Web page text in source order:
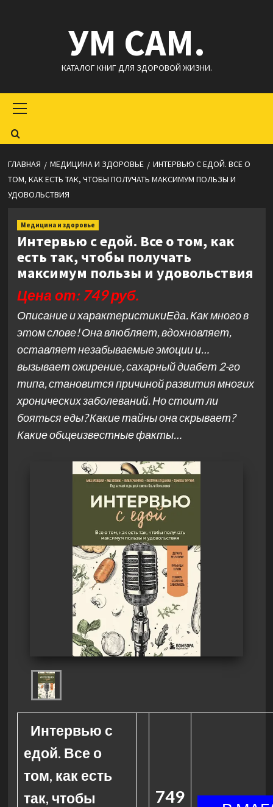
УМ САМ.
КАТАЛОГ КНИГ ДЛЯ ЗДОРОВОЙ ЖИЗНИ.
меню
ГЛАВНАЯ МЕДИЦИНА И ЗДОРОВЬЕ
ИНТЕРВЬЮ С ЕДОЙ. ВСЕ О
ТОМ, КАК ЕСТЬ ТАК, ЧТОБЫ ПОЛУЧАТЬ МАКСИМУМ ПОЛЬЗЫ И
УДОВОЛЬСТВИЯ
Медицина и здоровье
Интервью с едой. Все о том, как
есть так, чтобы получать
максимум пользы и удовольствия
Цена от: 749 руб.
Описание и характеристикиЕда. Как много в
этом слове! Она влюбляет, вдохновляет,
оставляет незабываемые эмоции и…
вызывает ожирение, сахарный диабет 2-го
типа, становится причиной развития многих
хронических заболеваний. Но стоит ли
бояться еды? Какие тайны она скрывает?
Какие общеизвестные факты…
Интервью с
едой. Все о
том, как есть
так, чтобы
749